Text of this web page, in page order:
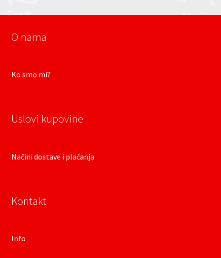
O nama
Ko smo mi?
Uslovi kupovine
Načini dostave i plaćanja
Kontakt
Info